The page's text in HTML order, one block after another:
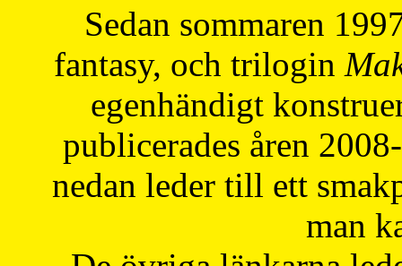
Sedan sommaren
fantasy, och trilogin
egenhändigt
publicerades åren
nedan leder till ett
man